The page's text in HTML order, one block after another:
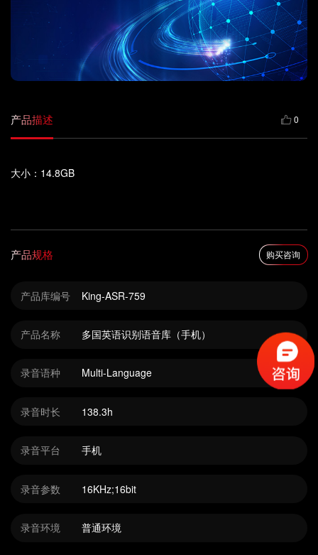
产品描述 0
大小：14.8GB
产品规格 购买咨询
产品库编号 King-ASR-759
产品名称 多国英语识别语音库（手机）
录音语种 Multi-Language
录音时长 138.3h
录音平台 手机
录音参数 16KHz;16bit
录音环境 普通环境